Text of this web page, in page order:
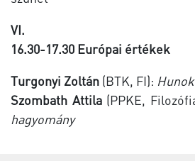
VI.
16.30-17.30 Európai értékek
Turgonyi Zoltán (BTK, FI):
Szombath Attila (PPKE,
hagyomány